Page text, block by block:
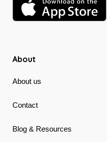
About
About us
Contact
Blog & Resources